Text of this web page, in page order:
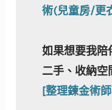
術(兒童房/更
如果想要我陪
二手、收納空
[整理鍊金術